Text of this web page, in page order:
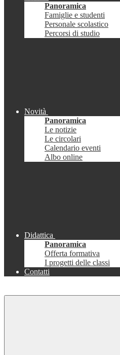
Panoramica
Famiglie e studenti
Personale scolastico
Percorsi di studio
Novità
Panoramica
Le notizie
Le circolari
Calendario eventi
Albo online
Didattica
Panoramica
Offerta formativa
I progetti delle classi
Contatti